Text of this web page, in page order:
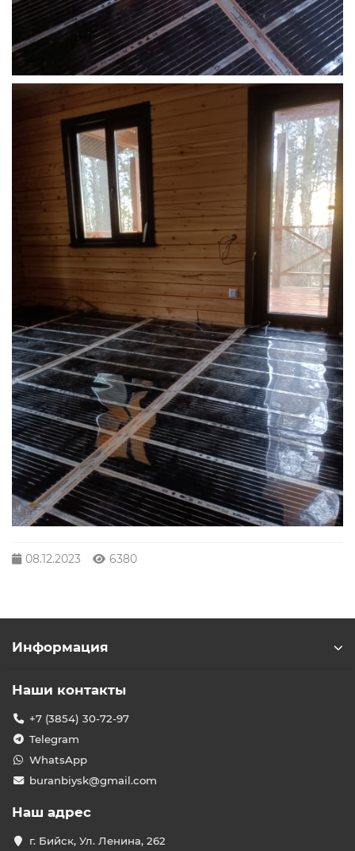
08.12.2023 6380
Информация
Наши контакты
+7 (3854) 30-72-97
Telegram
WhatsApp
buranbiysk@gmail.com
Наш адрес
г. Бийск, Ул. Ленина, 262